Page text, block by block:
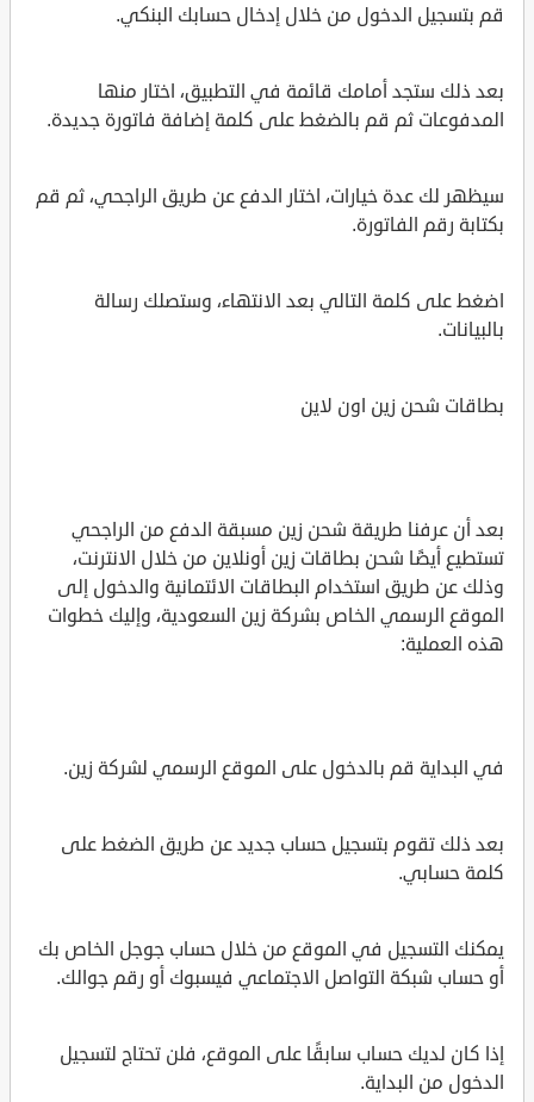
قم بتسجيل الدخول من خلال إدخال حسابك البنكي.
بعد ذلك ستجد أمامك قائمة في التطبيق، اختار منها
المدفوعات ثم قم بالضغط على كلمة إضافة فاتورة جديدة.
سيظهر لك عدة خيارات، اختار الدفع عن طريق الراجحي، ثم قم
بكتابة رقم الفاتورة.
اضغط على كلمة التالي بعد الانتهاء، وستصلك رسالة
بالبيانات.
بطاقات شحن زين اون لاين
بعد أن عرفنا طريقة شحن زين مسبقة الدفع من الراجحي
تستطيع أيضًا شحن بطاقات زين أونلاين من خلال الانترنت،
وذلك عن طريق استخدام البطاقات الائتمانية والدخول إلى
الموقع الرسمي الخاص بشركة زين السعودية، وإليك خطوات
هذه العملية:
في البداية قم بالدخول على الموقع الرسمي لشركة زين.
بعد ذلك تقوم بتسجيل حساب جديد عن طريق الضغط على
كلمة حسابي.
يمكنك التسجيل في الموقع من خلال حساب جوجل الخاص بك
أو حساب شبكة التواصل الاجتماعي فيسبوك أو رقم جوالك.
إذا كان لديك حساب سابقًا على الموقع، فلن تحتاج لتسجيل
الدخول من البداية.